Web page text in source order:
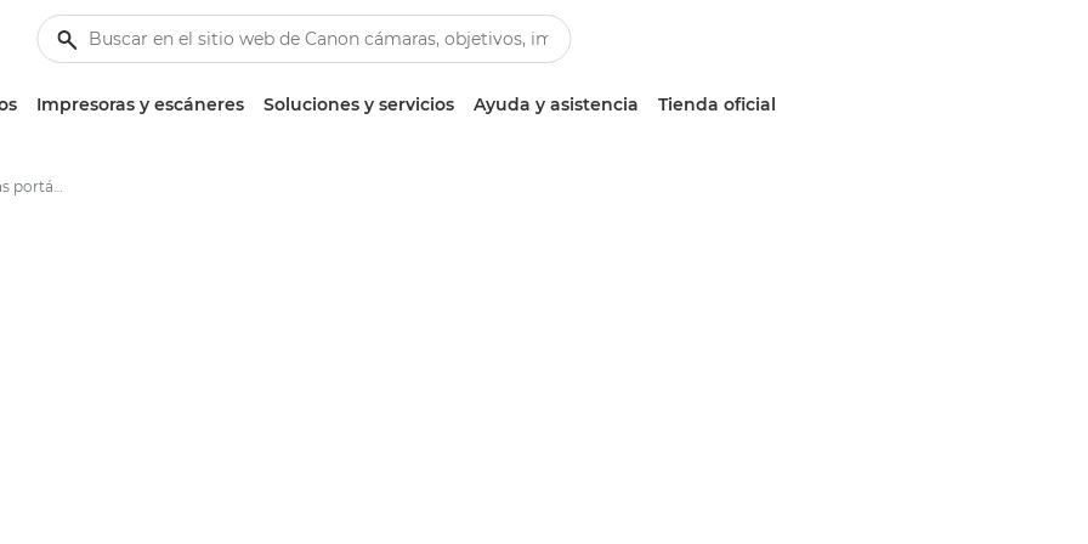
Impresoras y escáneres Soluciones y servicios Ayuda y asistencia Tienda oficial
Impresoras fotográficas portátiles